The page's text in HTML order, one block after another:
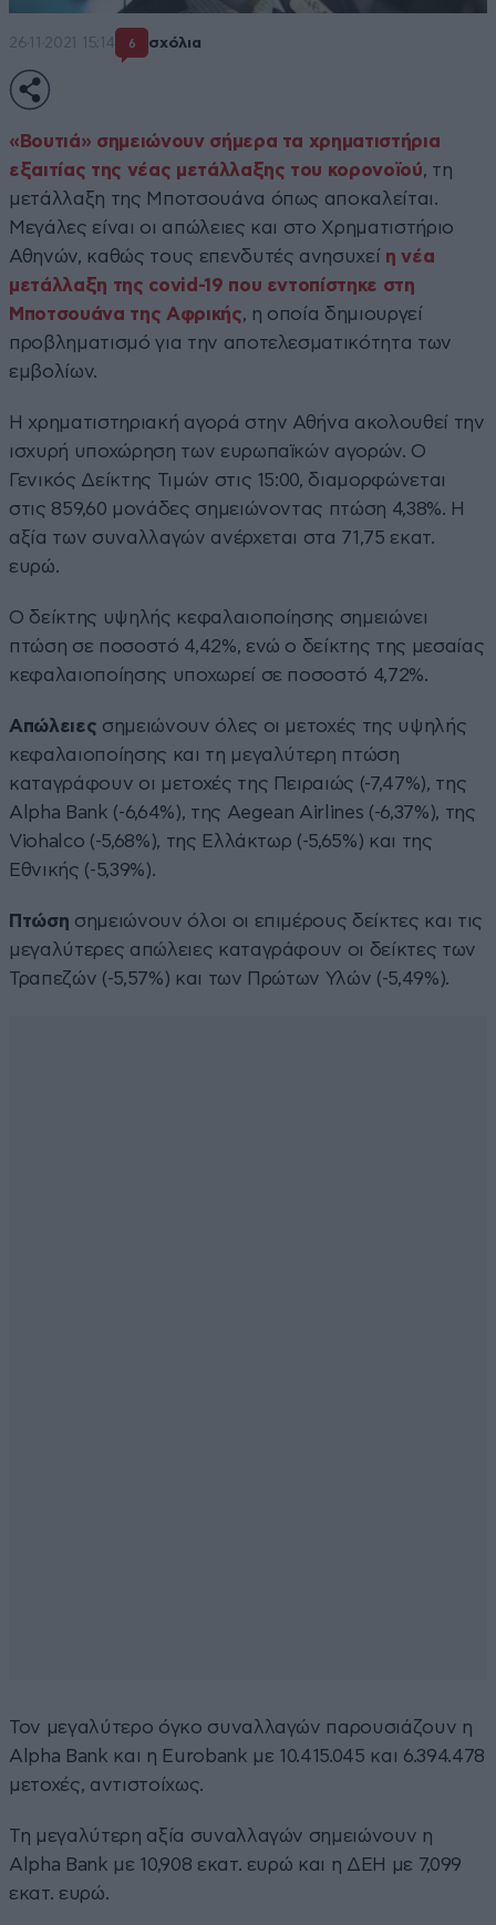
26·11·2021 15:14 6 σχόλια
«Βουτιά» σημειώνουν σήμερα τα χρηματιστήρια
εξαιτίας της νέας μετάλλαξης του κορονοϊού, τη
μετάλλαξη της Μποτσουάνα όπως αποκαλείται.
Μεγάλες είναι οι απώλειες και στο Χρηματιστήριο
Αθηνών, καθώς τους επενδυτές ανησυχεί η νέα
μετάλλαξη της covid-19 που εντοπίστηκε στη
Μποτσουάνα της Αφρικής, η οποία δημιουργεί
προβληματισμό για την αποτελεσματικότητα των
εμβολίων.
Η χρηματιστηριακή αγορά στην Αθήνα ακολουθεί την
ισχυρή υποχώρηση των ευρωπαϊκών αγορών. O
Γενικός Δείκτης Τιμών στις 15:00, διαμορφώνεται
στις 859,60 μονάδες σημειώνοντας πτώση 4,38%. Η
αξία των συναλλαγών ανέρχεται στα 71,75 εκατ.
ευρώ.
Ο δείκτης υψηλής κεφαλαιοποίησης σημειώνει
πτώση σε ποσοστό 4,42%, ενώ ο δείκτης της μεσαίας
κεφαλαιοποίησης υποχωρεί σε ποσοστό 4,72%.
Απώλειες σημειώνουν όλες οι μετοχές της υψηλής
κεφαλαιοποίησης και τη μεγαλύτερη πτώση
καταγράφουν οι μετοχές της Πειραιώς (-7,47%), της
Alpha Bank (-6,64%), της Aegean Airlines (-6,37%), της
Viohalco (-5,68%), της Ελλάκτωρ (-5,65%) και της
Εθνικής (-5,39%).
Πτώση σημειώνουν όλοι οι επιμέρους δείκτες και τις
μεγαλύτερες απώλειες καταγράφουν οι δείκτες των
Τραπεζών (-5,57%) και των Πρώτων Υλών (-5,49%).
Τον μεγαλύτερο όγκο συναλλαγών παρουσιάζουν η
Alpha Bank και η Eurobank με 10.415.045 και 6.394.478
μετοχές, αντιστοίχως.
Τη μεγαλύτερη αξία συναλλαγών σημειώνουν η
Alpha Bank με 10,908 εκατ. ευρώ και η ΔΕΗ με 7,099
εκατ. ευρώ.